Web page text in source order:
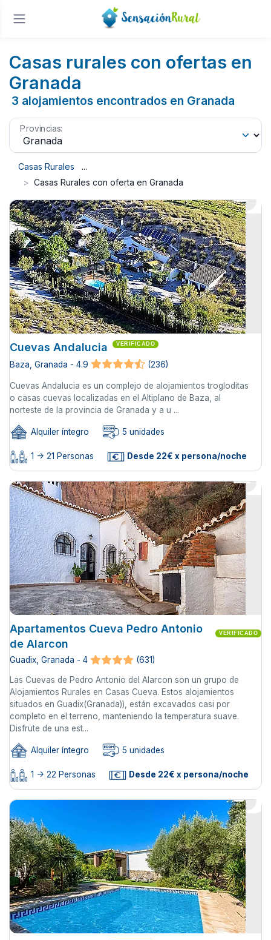
Casas rurales con ofertas en
Granada
3 alojamientos encontrados en Granada
Provincias:
Casas Rurales
Casas Rurales con oferta en Granada
Cuevas Andalucia VERIFICADO
Baza, Granada - 4.9 (236)
Cuevas Andalucia es un complejo de alojamientos trogloditas
o casas cuevas localizadas en el Altiplano de Baza, al
norteste de la provincia de Granada y a u ...
Alquiler íntegro 5 unidades
1 -> 21 Personas Desde 22€ x persona/noche
Apartamentos Cueva Pedro Antonio
de Alarcon
VERIFICADO
Guadix, Granada - 4 (631)
Las Cuevas de Pedro Antonio del Alarcon son un grupo de
Alojamientos Rurales en Casas Cueva. Estos alojamientos
situados en Guadix(Granada)), están excavados casi por
completo en el terreno, manteniendo la temperatura suave.
Disfrute de una est...
Alquiler íntegro 5 unidades
1 -> 22 Personas Desde 22€ x persona/noche